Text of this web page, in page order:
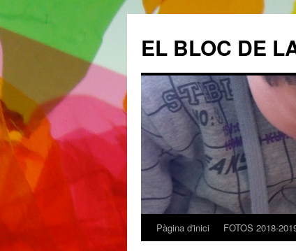
EL BLOC DE
VésPàgina d'inici FOTOS 2018-